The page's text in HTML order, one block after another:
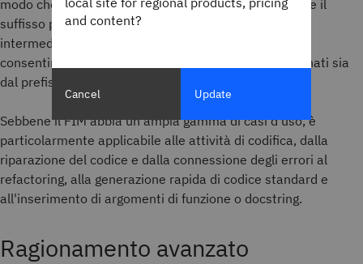
modo che al modello vengano forniti sia il prefisso che il
suffisso prima che venga chiesto di prevedere i token
intermedi. Granite 3.3 utilizza token specializzati per
consentire al modello di generare contenuti condizionati sia
dal prefisso che dal suffisso.
Sebbene il FIM abbia un'ampia gamma di casi d'uso, è
particolarmente applicabile alle attività di codifica, dalla
riparazione del codice e dalla connessione degli errori al
refactoring, alla generazione rapida di codice standard e
all'inserimento di argomenti di funzione o docstring.
Ragionamento avanzato
and content?
Cancel Update